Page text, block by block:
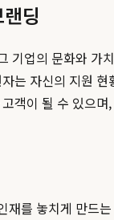
딩
업의 문화와
자신의 지원
객이 될 수 있으
를 놓치게 만